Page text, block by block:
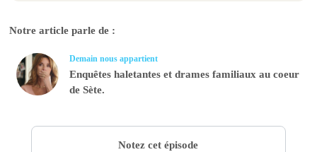
Notre article parle de :
Demain nous appartient
Enquêtes haletantes et drames familiaux au coeur
de Sète.
Notez cet épisode